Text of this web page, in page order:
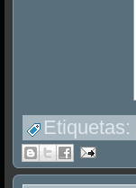
Etiquetas: